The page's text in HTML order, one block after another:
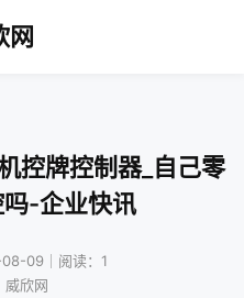
网
控牌控制器_自己零
-企业快讯
09｜阅读：1
威欣网